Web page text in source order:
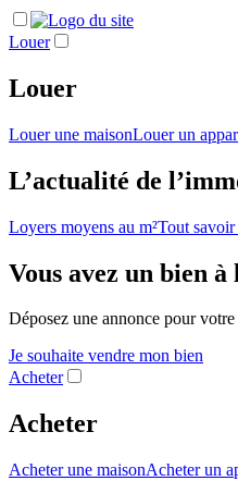
Louer
Louer
Louer une maisonLouer un
L’actualité de
Loyers moyens au m²Tout
Vous avez un bien à
Déposez une annonce pour votre
Je souhaite vendre mon bien
Acheter
Acheter
Acheter une maisonAcheter un